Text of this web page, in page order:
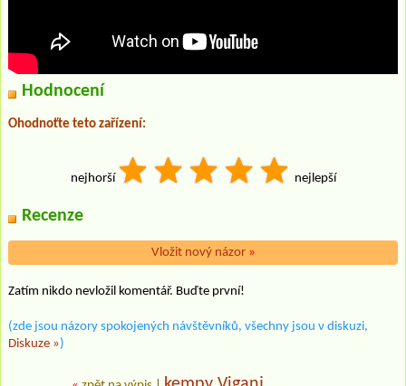
Hodnocení
Ohodnoťte teto zařízení:
nejhorší nejlepší
Recenze
Vložit nový názor »
Zatím nikdo nevložil komentář. Buďte první!
(zde jsou názory spokojených návštěvníků, všechny jsou v diskuzi,
Diskuze »)